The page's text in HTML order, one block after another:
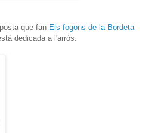
que fan Els fogons de la Bordeta
dedicada a l'arròs.